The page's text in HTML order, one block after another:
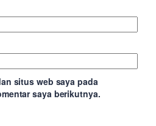
situs web saya pada
saya berikutnya.